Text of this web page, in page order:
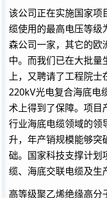
该公司正在实施国家项
缆使用的最高电压等级
森公司一家，其它的欧
中。而我们已在大批量
上，又聘请了工程院士
220kV光电复合海底电
术上得到了保障。项目
行业海底电缆领域的领
升，年产销规模能够突
础。国家科技支撑计
缆、海底交联电缆及生
高等级聚乙烯绝缘高分